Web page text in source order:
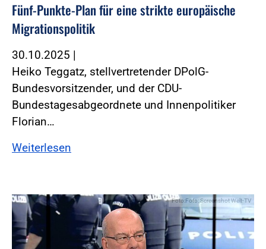
Fünf-Punkte-Plan für eine strikte europäische
Migrationspolitik
30.10.2025 |
Heiko Teggatz, stellvertretender DPolG-
Bundesvorsitzender, und der CDU-
Bundestagesabgeordnete und Innenpolitiker
Florian…
Weiterlesen
Foto:Foto: Screenshot Welt-TV